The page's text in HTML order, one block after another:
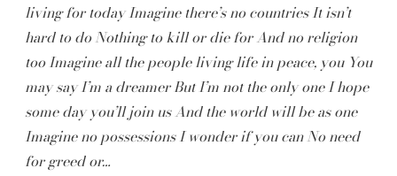
living for today Imagine there’s no countries It isn’t
hard to do Nothing to kill or die for And no religion
too Imagine all the people living life in peace, you You
may say I’m a dreamer But I’m not the only one I hope
some day you’ll join us And the world will be as one
Imagine no possessions I wonder if you can No need
for greed or…